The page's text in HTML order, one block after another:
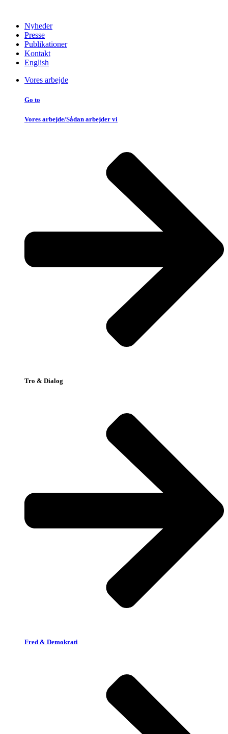
Nyheder
Presse
Publikationer
Kontakt
English
Vores arbejde
Go to
Vores arbejde/Sådan arbejder vi
Tro & Dialog
Fred & Demokrati